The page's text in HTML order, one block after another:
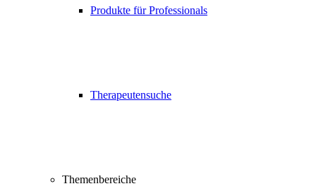
Produkte für Professionals
Therapeutensuche
Themenbereiche